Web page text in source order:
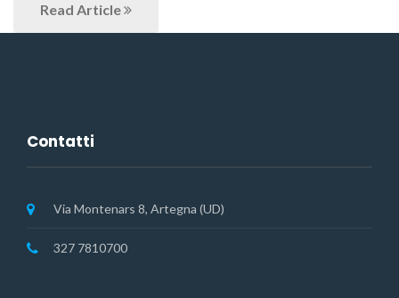
Read Article
Contatti
Via Montenars 8, Artegna (UD)
327 7810700